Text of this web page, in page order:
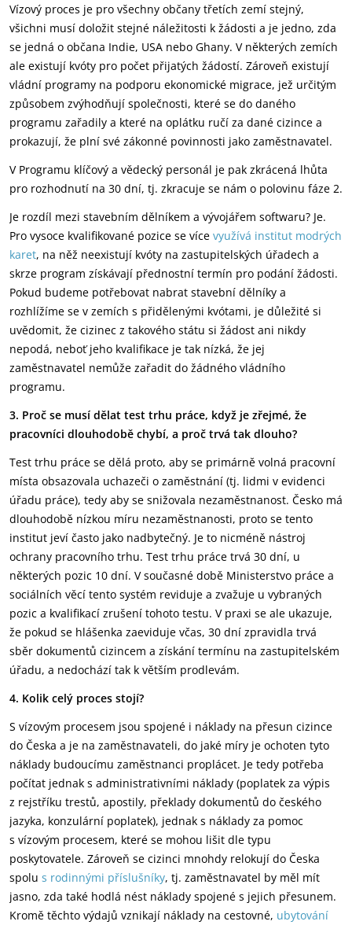
Vízový proces je pro všechny občany třetích zemí stejný,
všichni musí doložit stejné náležitosti k žádosti a je jedno, zda
se jedná o občana Indie, USA nebo Ghany. V některých zemích
ale existují kvóty pro počet přijatých žádostí. Zároveň existují
vládní programy na podporu ekonomické migrace, jež určitým
způsobem zvýhodňují společnosti, které se do daného
programu zařadily a které na oplátku ručí za dané cizince a
prokazují, že plní své zákonné povinnosti jako zaměstnavatel.
V Programu klíčový a vědecký personál je pak zkrácená lhůta
pro rozhodnutí na 30 dní, tj. zkracuje se nám o polovinu fáze 2.
Je rozdíl mezi stavebním dělníkem a vývojářem softwaru? Je.
Pro vysoce kvalifikované pozice se více využívá institut modrých
karet, na něž neexistují kvóty na zastupitelských úřadech a
skrze program získávají přednostní termín pro podání žádosti.
Pokud budeme potřebovat nabrat stavební dělníky a
rozhlížíme se v zemích s přidělenými kvótami, je důležité si
uvědomit, že cizinec z takového státu si žádost ani nikdy
nepodá, neboť jeho kvalifikace je tak nízká, že jej
zaměstnavatel nemůže zařadit do žádného vládního
programu.
3. Proč se musí dělat test trhu práce, když je zřejmé, že
pracovníci dlouhodobě chybí, a proč trvá tak dlouho?
Test trhu práce se dělá proto, aby se primárně volná pracovní
místa obsazovala uchazeči o zaměstnání (tj. lidmi v evidenci
úřadu práce), tedy aby se snižovala nezaměstnanost. Česko má
dlouhodobě nízkou míru nezaměstnanosti, proto se tento
institut jeví často jako nadbytečný. Je to nicméně nástroj
ochrany pracovního trhu. Test trhu práce trvá 30 dní, u
některých pozic 10 dní. V současné době Ministerstvo práce a
sociálních věcí tento systém reviduje a zvažuje u vybraných
pozic a kvalifikací zrušení tohoto testu. V praxi se ale ukazuje,
že pokud se hlášenka zaeviduje včas, 30 dní zpravidla trvá
sběr dokumentů cizincem a získání termínu na zastupitelském
úřadu, a nedochází tak k větším prodlevám.
4. Kolik celý proces stojí?
S vízovým procesem jsou spojené i náklady na přesun cizince
do Česka a je na zaměstnavateli, do jaké míry je ochoten tyto
náklady budoucímu zaměstnanci proplácet. Je tedy potřeba
počítat jednak s administrativními náklady (poplatek za výpis
z rejstříku trestů, apostily, překlady dokumentů do českého
jazyka, konzulární poplatek), jednak s náklady za pomoc
s vízovým procesem, které se mohou lišit dle typu
poskytovatele. Zároveň se cizinci mnohdy relokují do Česka
spolu s rodinnými příslušníky, tj. zaměstnavatel by měl mít
jasno, zda také hodlá nést náklady spojené s jejich přesunem.
Kromě těchto výdajů vznikají náklady na cestovné, ubytování